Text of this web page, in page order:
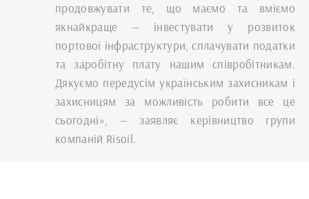
продовжувати те, що маємо та вміємо
якнайкраще — інвестувати у розвиток
портової інфраструктури, сплачувати податки
та заробітну плату нашим співробітникам.
Дякуємо передусім українським захисникам і
захисницям за можливість робити все це
сьогодні», — заявляє керівництво групи
компаній Risoil.